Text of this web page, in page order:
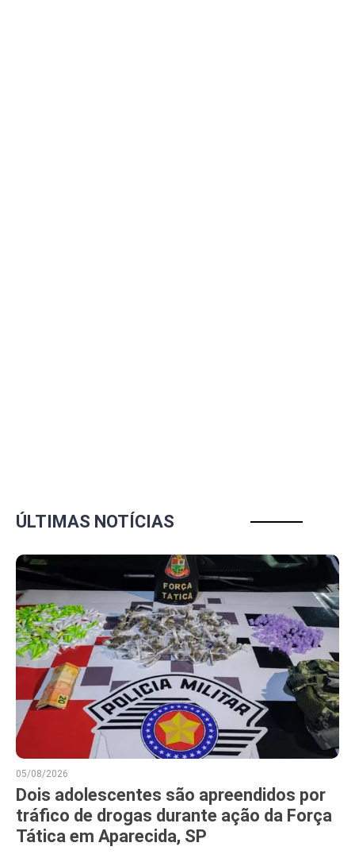
ÚLTIMAS NOTÍCIAS
05/08/2026
Dois adolescentes são apreendidos por
tráfico de drogas durante ação da Força
Tática em Aparecida, SP